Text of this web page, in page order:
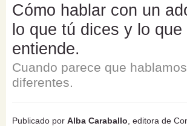
Cómo hablar con un
lo que tú dices y lo que
entiende.
Cuando parece que
diferentes.
Publicado por Alba Caraballo , editora de